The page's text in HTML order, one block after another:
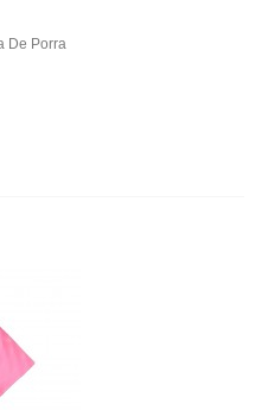
De Porra